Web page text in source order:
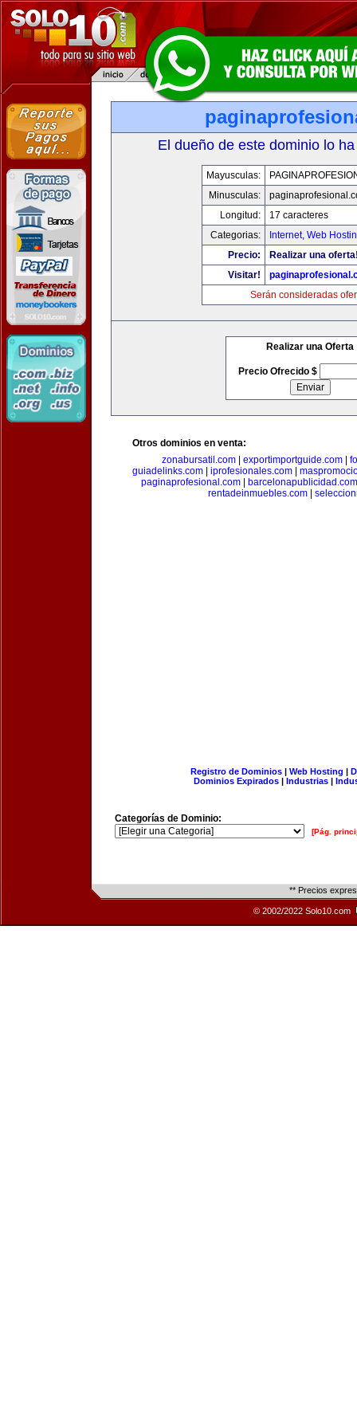
El dueño de este dominio lo
Mayusculas:
Minusculas:
Longitud:
17 caracteres
Categorias:
Internet, Web
Precio:
Realizar una
Visitar!
Serán consideradas
Realizar una Oferta
Precio Ofrecido $
Otros dominios en venta:
zonabursatil.com
exportimportguide.com
guiadelinks.com
iprofesionales.com
paginaprofesional.com|
barcelonapublicidad.com
rentadeinmuebles.com|
Registro de Dominios| Web Hosting |
Dominios Expirados | Industrias |
Categorías de Dominio:
[Pág.
** Precios
© 2002/2022 Solo10.com